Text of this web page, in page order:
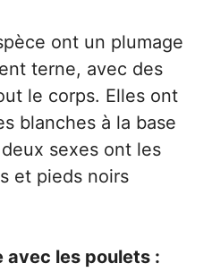
ont un plumage
terne, avec des
le corps. Elles ont
blanches à la base
sexes ont les
et pieds noirs
avec les poulets :